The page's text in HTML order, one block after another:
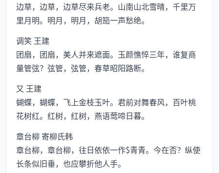
边草，边草，边草尽来兵老。山南山北雪晴，千里万
里月明。明月，明月，胡笳一声愁绝。
调笑 王建
团扇，团扇，美人并来遮面。玉颜憔悴三年，谁复商
量管弦？弦管，弦管，春草昭阳路断。
又 王建
蝴蝶，蝴蝶，飞上金枝玉叶。君前对舞春风，百叶桃
花树红。红树，红树，燕语莺啼日暮。
章台柳 寄柳氏韩
章台柳，章台柳，往日依依一作$青青。今在否？纵使
长条似旧垂，也应攀折他人手。